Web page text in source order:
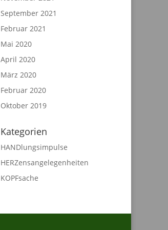
September 2021
Februar 2021
Mai 2020
April 2020
März 2020
Februar 2020
Oktober 2019
Kategorien
HANDlungsimpulse
HERZensangelegenheiten
KOPFsache